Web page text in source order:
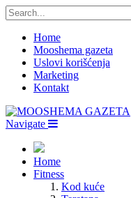
Home
Mooshema gazeta
Uslovi korišćenja
Marketing
Kontakt
Navigate
Home
Fitness
Kod kuće